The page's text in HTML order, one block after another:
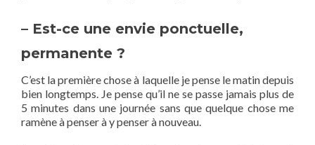
– Est-ce une envie ponctuelle,
permanente ?
C’est la première chose à laquelle je pense le matin depuis
bien longtemps. Je pense qu’il ne se passe jamais plus de
5 minutes dans une journée sans que quelque chose me
ramène à penser à y penser à nouveau.